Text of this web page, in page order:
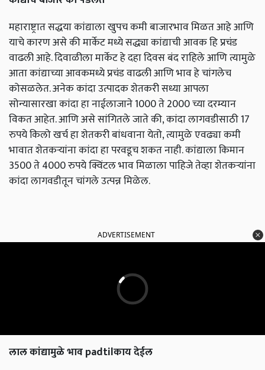
महाराष्ट्रात सद्धया कांद्याला खुपच कमी बाजारभाव मिळत आहे आणि
याचे कारण असे की मार्केट मध्ये सद्ध्या कांद्याची आवक हि प्रचंड
वाढली आहे. दिवाळीला मार्केट हे दहा दिवस बंद राहिले आणि त्यामुळे
आता कांद्याच्या आवकमध्ये प्रचंड वाढली आणि भाव हे चांगलेच
कोसळलेत. अनेक कांदा उत्पादक शेतकरी सध्या आपला
सोन्यासारखा कांदा हा नाईलाजाने 1000 ते 2000 च्या दरम्यान
विकत आहेत. आणि असे सांगितले जाते की, कांदा लागवडीसाठी 17
रुपये किलो खर्च हा शेतकरी बांधवाना येतो, त्यामुळे एवढ्या कमी
भावात शेतकऱ्यांना कांदा हा परवडूच शकत नाही. कांद्याला किमान
3500 ते 4000 रुपये क्विंटल भाव मिळाला पाहिजे तेव्हा शेतकऱ्यांना
कांदा लागवडीतून चांगले उत्पन्न मिळेल.
ADVERTISEMENT
लालकांद्यामुळेभावpadtilकायदेईल